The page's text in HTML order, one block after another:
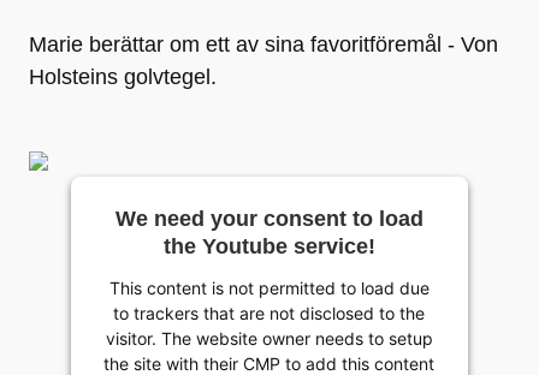
Marie berättar om ett av sina favoritföremål - Von
Holsteins golvtegel.
We need your consent to load
the Youtube service!
This content is not permitted to load due
to trackers that are not disclosed to the
visitor. The website owner needs to setup
the site with their CMP to add this content